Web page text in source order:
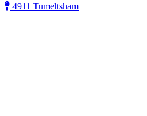
4911 Tumeltsham